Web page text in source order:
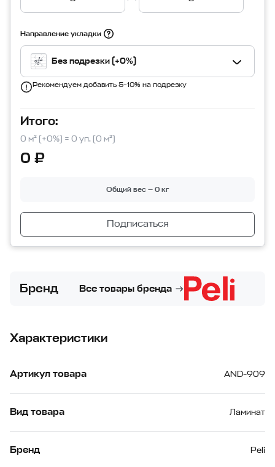
Направление укладки
Без подрезки (+0%)
Рекомендуем добавить 5–10% на подрезку
Итого:
0 м² (+0%) = 0 уп. (0 м²)
0 ₽
Общий вес — 0 кг
Подписаться
Бренд Все товары бренда
Характеристики
Артикул товара AND-909
Вид товара Ламинат
Бренд Peli